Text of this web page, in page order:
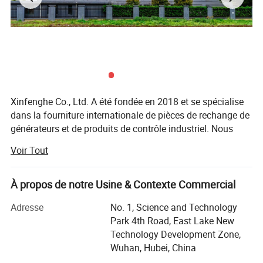
le test de qualité 1 pièce , commande normale 50 pièces pour une
commande avec des modèles mixtes . Q6:Quelles sont vos
Xinfenghe Co., Ltd. A été fondée en 2018 et se spécialise
dans la fourniture internationale de pièces de rechange de
générateurs et de produits de contrôle industriel. Nous
fabricants qualifiés en Chine, offrant à nos clients du
monde entier des produits fiables et des prix compétitifs.
Notre gamme de produits principale comprend des
contrôleurs de générateur, des régulateurs de tension
automatiques (AVRs), des solénoïdes d'arrêt, des capteurs,
des contrôleurs ATS, des panneaux de commande,
pompes à eau, compteurs et autres composants
Voir Tout
À propos de notre Usine & Contexte Commercial
Adresse
No. 1, Science and Technology
Park 4th Road, East Lake New
Technology Development Zone,
Wuhan, Hubei, China